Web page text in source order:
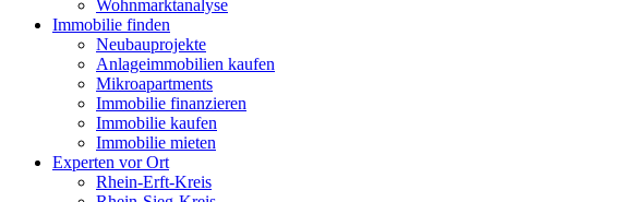
Wohnmarktanalyse
Immobilie finden
Neubauprojekte
Anlageimmobilien kaufen
Mikroapartments
Immobilie finanzieren
Immobilie kaufen
Immobilie mieten
Experten vor Ort
Rhein-Erft-Kreis